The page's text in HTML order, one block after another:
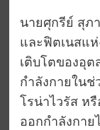
นายศุกรีย์ สุภ
และฟิตเนสแห่
เติบโตของอุ
กำลังกายในช่
โรน่าไวรัส ห
ออกกำลังกาย